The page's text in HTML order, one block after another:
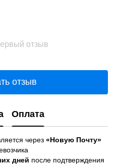
отзыв
отзыв
Оплата
через «Новую Почту»
дней после подтверждения